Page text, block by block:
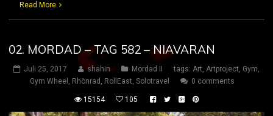
Read More
02. MORDAD – TAG 582 – NIAVARAN
Juli 25, 2017 shahin Mordad II tags: Art, Artproject, Gym,
Gym Wheel , Rhönrad , RollEast, Solotravel 0 comments
15154 105